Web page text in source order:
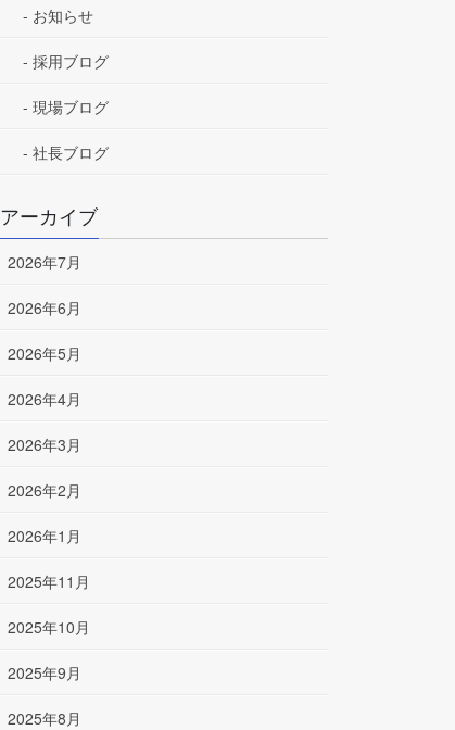
お知らせ
採用ブログ
現場ブログ
社長ブログ
アーカイブ
2026年7月
2026年6月
2026年5月
2026年4月
2026年3月
2026年2月
2026年1月
2025年11月
2025年10月
2025年9月
2025年8月